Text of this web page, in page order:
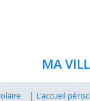
MA
L'accueil